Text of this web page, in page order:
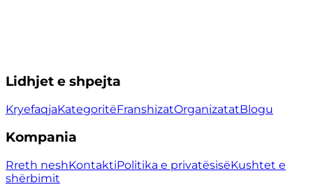
Lidhjet e shpejta
KryefaqjaKategoritëFranshizatOrganizatatBlogu
Kompania
Rreth neshKontaktiPolitika e privatësisëKushtet e
shërbimit